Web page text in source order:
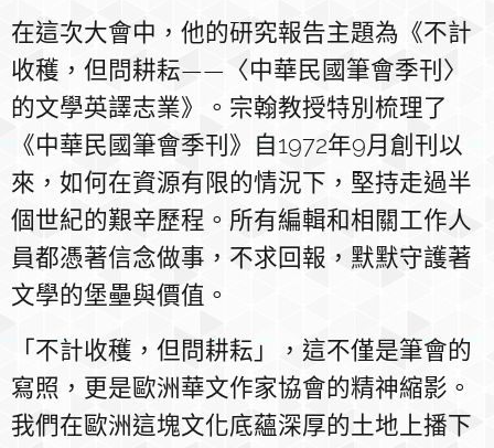
在這次大會中，他的研究報告主題為《不計
收穫，但問耕耘——〈中華民國筆會季刊〉
的文學英譯志業》。宗翰教授特別梳理了
《中華民國筆會季刊》自1972年9月創刊以
來，如何在資源有限的情況下，堅持走過半
個世紀的艱辛歷程。所有編輯和相關工作人
員都憑著信念做事，不求回報，默默守護著
文學的堡壘與價值。
「不計收穫，但問耕耘」，這不僅是筆會的
寫照，更是歐洲華文作家協會的精神縮影。
我們在歐洲這塊文化底蘊深厚的土地上播下